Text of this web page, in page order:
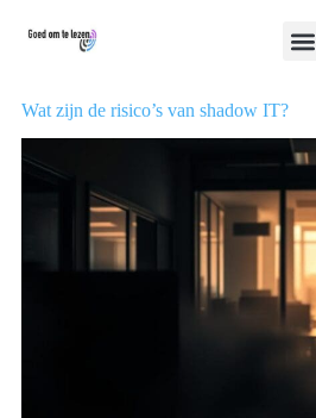
Wat zijn de risico’s van shadow IT?